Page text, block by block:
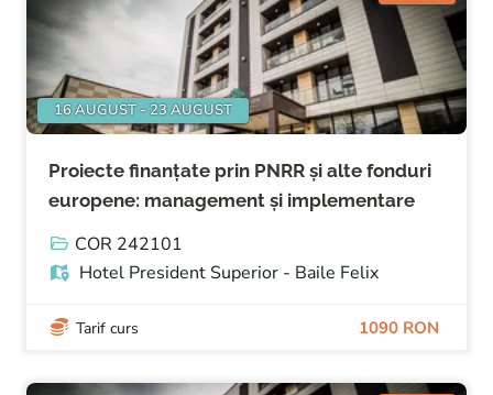
16 AUGUST - 23 AUGUST
Proiecte finanțate prin PNRR și alte fonduri
europene: management și implementare
COR 242101
Hotel President Superior - Baile Felix
Tarif curs 1090 RON